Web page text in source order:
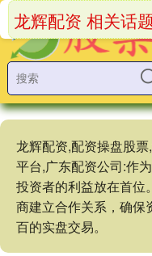
龙辉配资,配资操盘股
平台,广东配资公司:作
投资者的利益放在首位
商建立合作关系，确保
百的实盘交易。
龙辉配资 相关话